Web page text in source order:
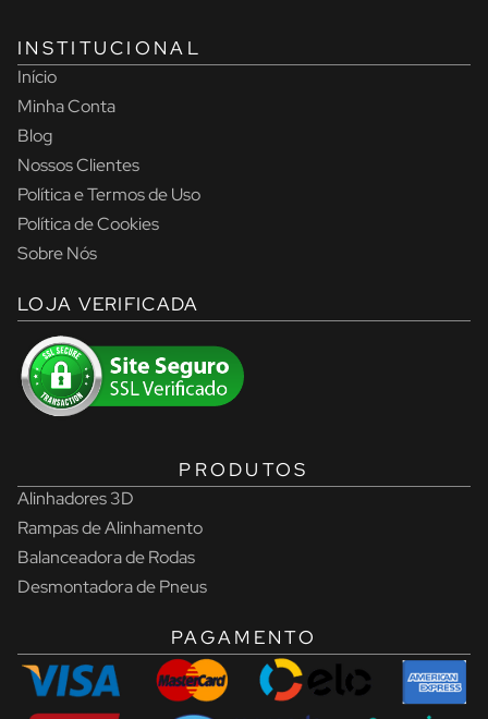
INSTITUCIONAL
Início
Minha Conta
Blog
Nossos Clientes
Política e Termos de Uso
Política de Cookies
Sobre Nós
LOJA VERIFICADA
PRODUTOS
Alinhadores 3D
Rampas de Alinhamento
Balanceadora de Rodas
Desmontadora de Pneus
PAGAMENTO